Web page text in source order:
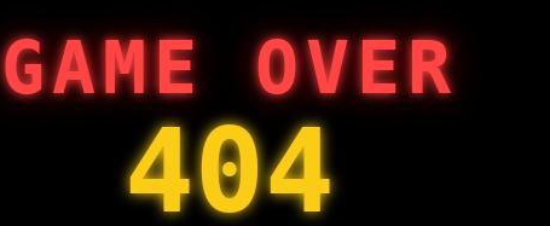
GAME OVER
404